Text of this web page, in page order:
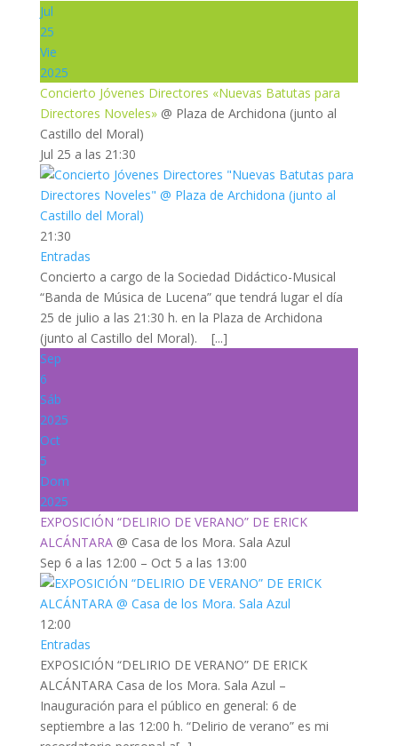
Jul
25
Vie
2025
Concierto Jóvenes Directores «Nuevas Batutas para
Directores Noveles» @ Plaza de Archidona (junto al
Castillo del Moral)
Jul 25 a las 21:30
21:30
Entradas
Concierto a cargo de la Sociedad Didáctico-Musical
“Banda de Música de Lucena” que tendrá lugar el día
25 de julio a las 21:30 h. en la Plaza de Archidona
(junto al Castillo del Moral). [...]
Sep
6
Sáb
2025
Oct
5
Dom
2025
EXPOSICIÓN “DELIRIO DE VERANO” DE ERICK
ALCÁNTARA @ Casa de los Mora. Sala Azul
Sep 6 a las 12:00 – Oct 5 a las 13:00
12:00
Entradas
EXPOSICIÓN “DELIRIO DE VERANO” DE ERICK
ALCÁNTARA Casa de los Mora. Sala Azul –
Inauguración para el público en general: 6 de
septiembre a las 12:00 h. “Delirio de verano” es mi